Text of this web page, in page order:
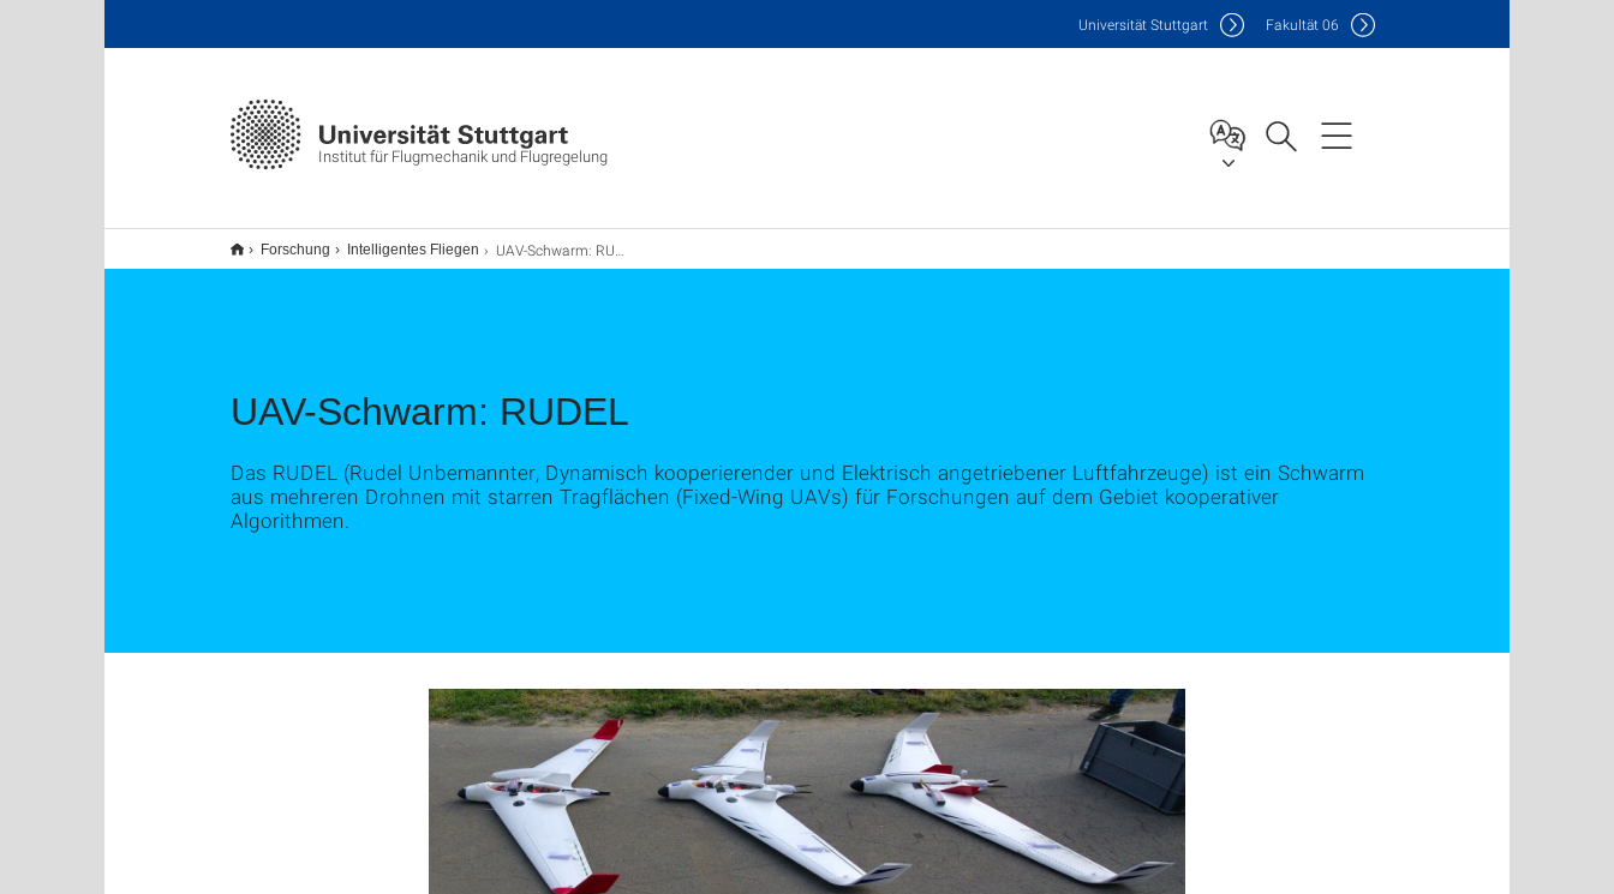
Institut für Flugmechanik und Flugregelung
Universität Stuttgart Fakultät06
Forschung Intelligentes Fliegen UAV-Schwarm: RUDEL
UAV-Schwarm: RUDEL
Das RUDEL (Rudel Unbemannter, Dynamisch kooperierender und Elektrisch angetriebener Luftfahrzeuge) ist ein Schwarm
aus mehreren Drohnen mit starren Tragflächen (Fixed-Wing UAVs) für Forschungen auf dem Gebiet kooperativer
Algorithmen.